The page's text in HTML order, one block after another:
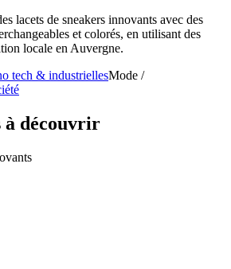
lacets de sneakers innovants avec des
et colorés, en utilisant des
locale en Auvergne.
tech & industriellesMode /
à découvrir